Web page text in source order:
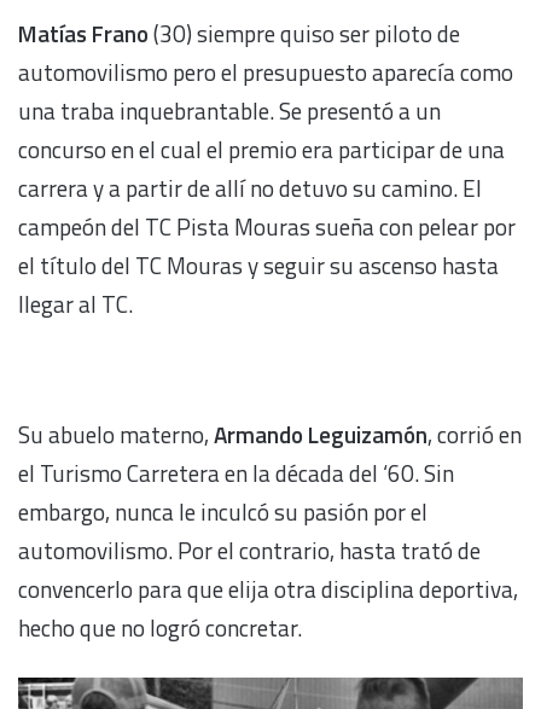
Matías Frano(30) siempre quiso ser piloto de
automovilismo pero el presupuesto aparecía como
una traba inquebrantable. Se presentó a un
concurso en el cual el premio era participar de una
carrera y a partir de allí no detuvo su camino. El
campeón del TC Pista Mouras sueña con pelear por
el título del TC Mouras y seguir su ascenso hasta
llegar al TC.
Su abuelo materno,Armando Leguizamón, corrió en
el Turismo Carretera en la década del ‘60. Sin
embargo, nunca le inculcó su pasión por el
automovilismo. Por el contrario, hasta trató de
convencerlo para que elija otra disciplina deportiva,
hecho que no logró concretar.